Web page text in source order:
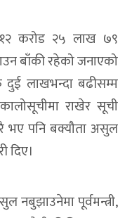
करोड २५ लाख ७९
बाँकी रहेको जनाएको
लाखभन्दा बढीसम्म
राखेर सूची
भए पनि बक्यौता असुल
दिए।
नबुझाउनेमा पूर्वमन्त्री,